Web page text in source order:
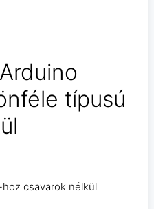
típusú
csavarok nélkül